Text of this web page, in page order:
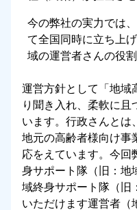
今の弊社の実力では
て全国同時に立ち上
域の運営者さんの役
運営方針として「 地域
り聞き入れ、柔軟に且
います。行政さんとは、
地元の高齢者様向け事
応をえています。今回
身サポート隊（旧：地
域終身サポート隊（旧
いただけます運営者（